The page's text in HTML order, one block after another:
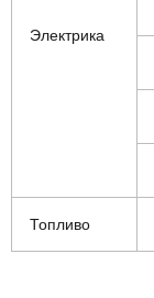
Электрика
Топливо